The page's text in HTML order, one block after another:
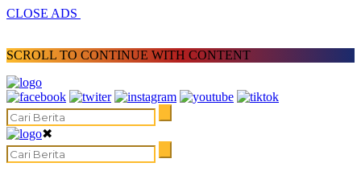
CLOSE ADS
SCROLL TO CONTINUE WITH CONTENT
✖